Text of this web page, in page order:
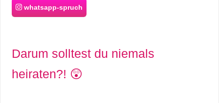
whatsapp-spruch
Darum solltest du niemals
heiraten?! 😲